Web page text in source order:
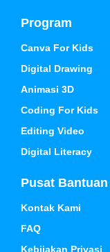
Program
Canva For Kids
Digital Drawing
Animasi 3D
Coding For Kids
Editing Video
Digital Literacy
Pusat Bantuan
Kontak Kami
FAQ
Kebijakan Privasi